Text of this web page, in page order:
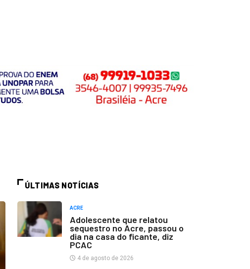
ÚLTIMAS NOTÍCIAS
ACRE
Adolescente que relatou
sequestro no Acre, passou o
dia na casa do ficante, diz
PCAC
4 de agosto de 2026